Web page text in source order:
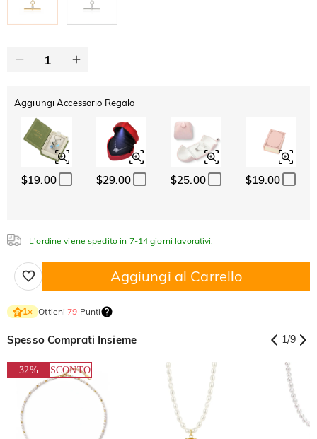
Aggiungi Accessorio Regalo
$19.00 $29.00 $25.00 $19.00
L'ordine viene spedito in 7-14 giorni lavorativi.
Aggiungi al Carrello
1× Ottieni79 Punti
Spesso Comprati Insieme 1/9
32% SCONTO